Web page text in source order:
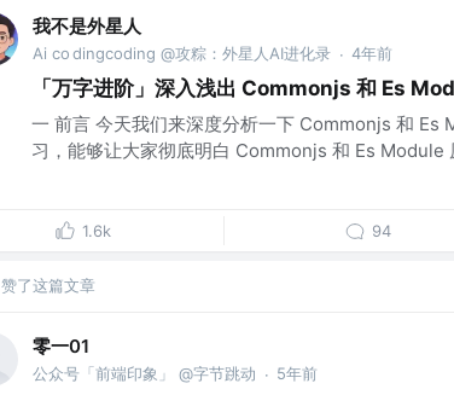
我不是外星人
Ai co dingcoding @攻粽：外星人AI进化录 · 4年前
「万字进阶」深入浅出 Commonjs 和 Es
一 前言 今天我们来深度分析一下 Commonjs 和 Es
习，能够让大家彻底明白 Commonjs 和 Es Module
1.6k 94
赞了这篇文章
零一01
公众号「前端印象」 @字节跳动 · 5年前